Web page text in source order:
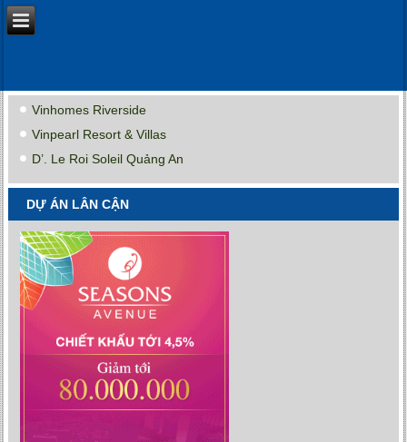
Vinhomes Riverside
Vinpearl Resort & Villas
D’. Le Roi Soleil Quảng An
DỰ ÁN LÂN CẬN